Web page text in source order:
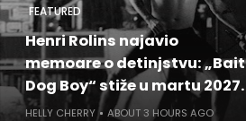
FEATURED
Henri Rolins najavio
memoare o detinjstvu: „Bait
Dog Boy“ stiže u martu 2027.
HELLY CHERRY ABOUT 3 HOURS AGO